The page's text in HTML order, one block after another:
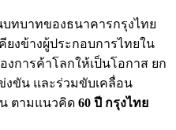
ทบาทของธนาคารกรุงไทย
ยงข้างผู้ประกอบการไทยใน
การค้าโลกให้เป็นโอกาส ยก
งขัน และร่วมขับเคลื่อน
น ตามแนวคิด 60 ปี กรุงไทย